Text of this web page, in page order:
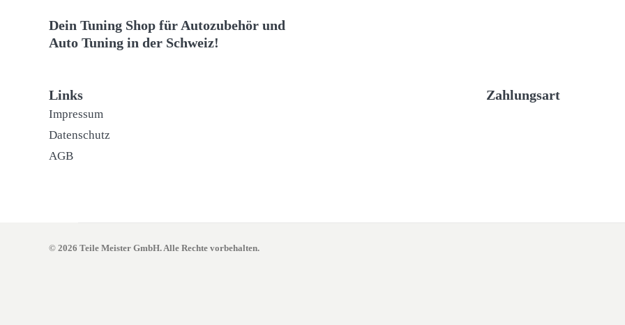
Dein Tuning Shop für Autozubehör und
Auto Tuning in der Schweiz!
Links
Impressum
Datenschutz
AGB
Zahlungsart
© 2026 Teile Meister GmbH. Alle Rechte vorbehalten.